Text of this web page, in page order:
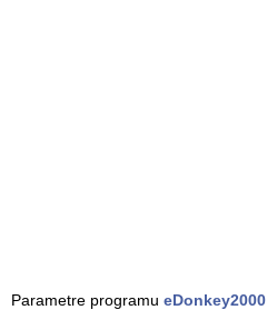
Parametre programu eDonkey2000